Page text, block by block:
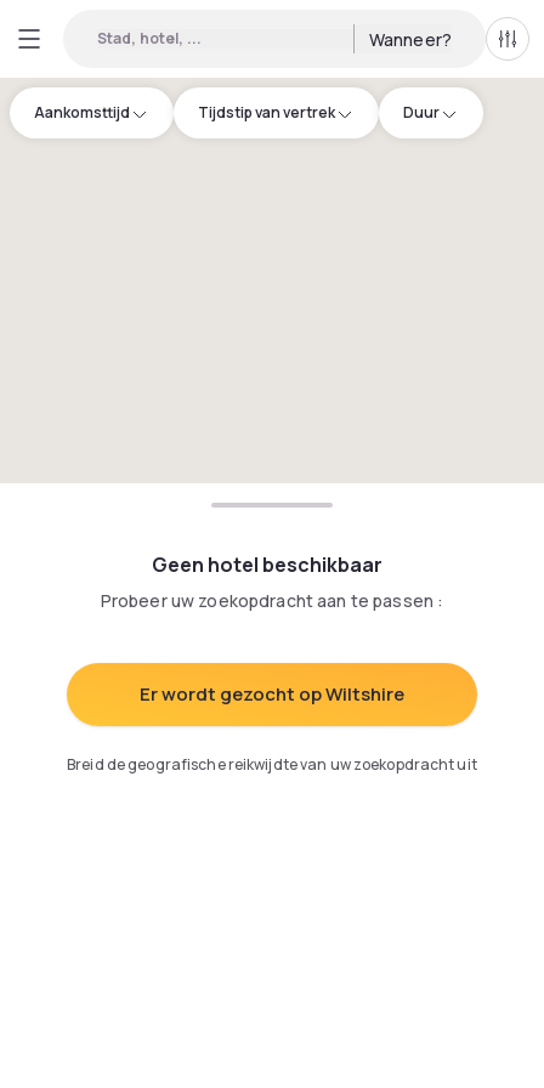
Stad, hotel, ... Wanneer?
Aankomsttijd Tijdstip van vertrek Duur
Geen hotel beschikbaar
Probeer uw zoekopdracht aan te passen :
Er wordt gezocht op Wiltshire
Breid de geografische reikwijdte van uw zoekopdracht uit